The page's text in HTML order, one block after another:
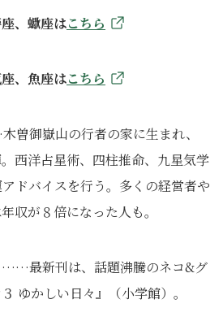
、蠍座はこちら
、魚座はこちら
曽御嶽山の行者の家に生まれ、
西洋占星術、四柱推命、九星気学
ドバイスを行う。多くの経営者や
収が８倍になった人も。
……最新刊は、話題沸騰のネコ&グ
ゆかしい日々』（小学館）。